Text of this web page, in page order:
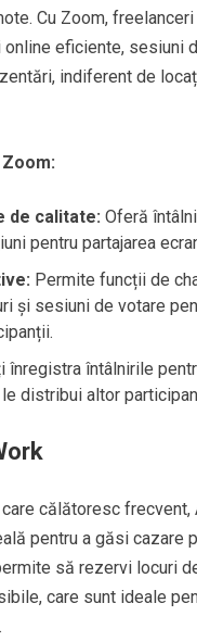
Cu Zoom,
eficiente, sesiuni
indiferent de
de calitate: Oferă
pentru partajarea
Permite funcții de
și sesiuni de votare
înregistra întâlnirile
distribui altor
călătoresc frecvent,
pentru a găsi cazare
să rezervi locuri
care sunt ideale